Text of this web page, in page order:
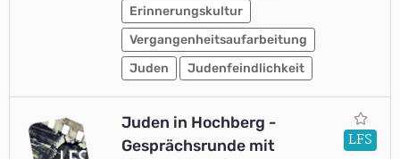
Erinnerungskultur
Vergangenheitsaufarbeitung
Juden
Judenfeindlichkeit
Juden in Hochberg -
Gesprächsrunde mit
LFS